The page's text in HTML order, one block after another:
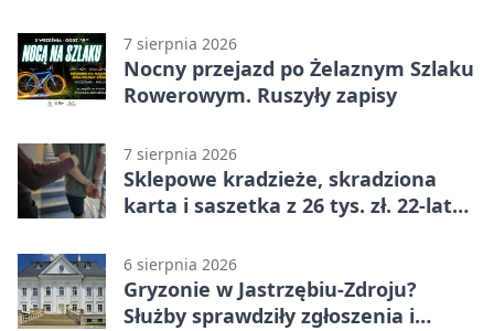
7 sierpnia 2026
Nocny przejazd po Żelaznym Szlaku
Rowerowym. Ruszyły zapisy
7 sierpnia 2026
Sklepowe kradzieże, skradziona
karta i saszetka z 26 tys. zł. 22-latek
6 sierpnia 2026
Gryzonie w Jastrzębiu-Zdroju?
Służby sprawdziły zgłoszenia i